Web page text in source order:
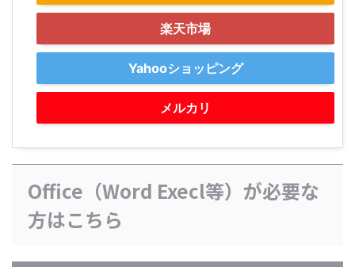
楽天市場
Yahooショッピング
メルカリ
Office（Word Execl等）が必要な
方はこちら